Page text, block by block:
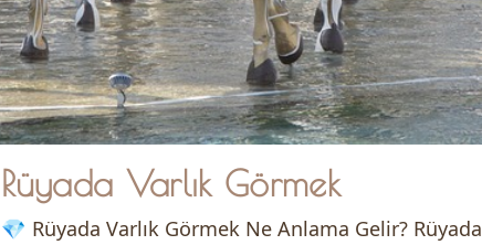
Rüyada Varlık Görmek
💎 Rüyada Varlık Görmek Ne Anlama Gelir? Rüyada